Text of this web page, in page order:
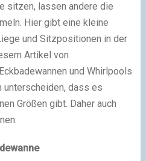
sitzen, lassen andere die
Hier gibt eine kleine
und Sitzpositionen in der
Artikel von
und Whirlpools
unterscheiden, dass es
Größen gibt. Daher auch